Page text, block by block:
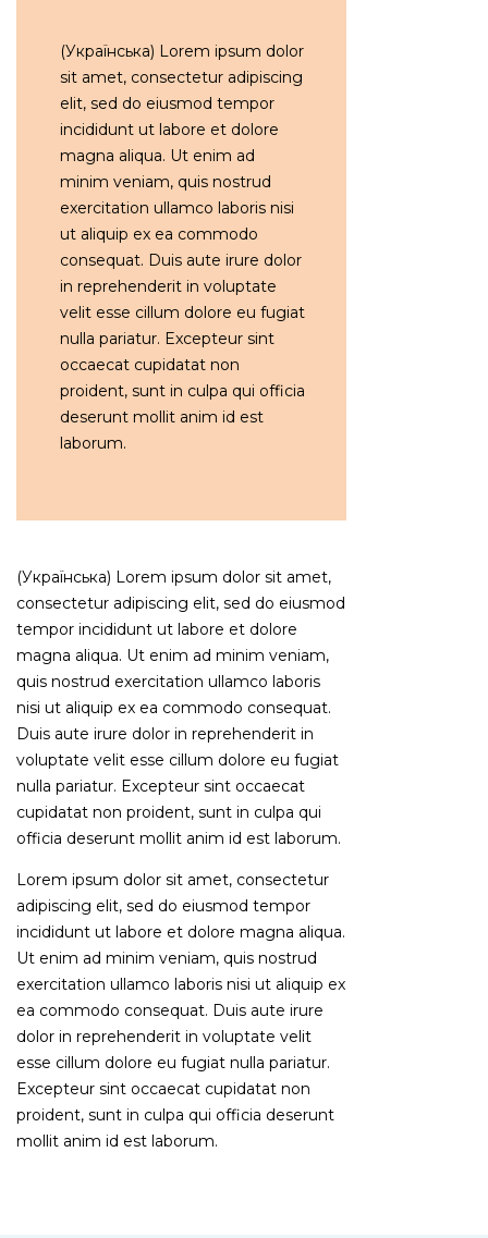
(Українська) Lorem ipsum dolor
sit amet, consectetur adipiscing
elit, sed do eiusmod tempor
incididunt ut labore et dolore
magna aliqua. Ut enim ad
minim veniam, quis nostrud
exercitation ullamco laboris nisi
ut aliquip ex ea commodo
consequat. Duis aute irure dolor
in reprehenderit in voluptate
velit esse cillum dolore eu fugiat
nulla pariatur. Excepteur sint
occaecat cupidatat non
proident, sunt in culpa qui officia
deserunt mollit anim id est
laborum.
(Українська) Lorem ipsum dolor sit amet,
consectetur adipiscing elit, sed do eiusmod
tempor incididunt ut labore et dolore
magna aliqua. Ut enim ad minim veniam,
quis nostrud exercitation ullamco laboris
nisi ut aliquip ex ea commodo consequat.
Duis aute irure dolor in reprehenderit in
voluptate velit esse cillum dolore eu fugiat
nulla pariatur. Excepteur sint occaecat
cupidatat non proident, sunt in culpa qui
officia deserunt mollit anim id est laborum.
Lorem ipsum dolor sit amet, consectetur
adipiscing elit, sed do eiusmod tempor
incididunt ut labore et dolore magna aliqua.
Ut enim ad minim veniam, quis nostrud
exercitation ullamco laboris nisi ut aliquip ex
ea commodo consequat. Duis aute irure
dolor in reprehenderit in voluptate velit
esse cillum dolore eu fugiat nulla pariatur.
Excepteur sint occaecat cupidatat non
proident, sunt in culpa qui officia deserunt
mollit anim id est laborum.